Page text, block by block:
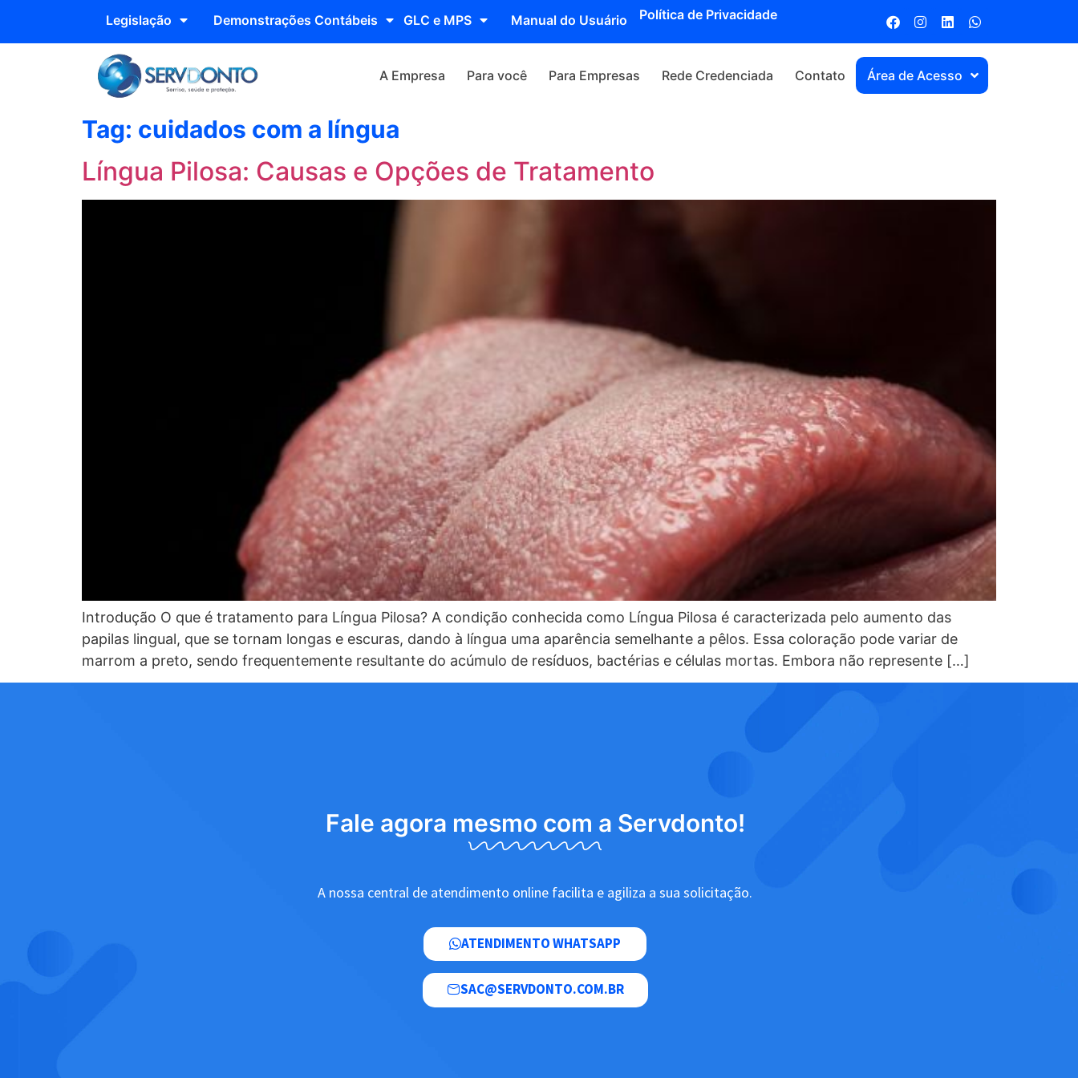
Legislação Demonstrações Contábeis GLC e MPS Manual do Usuário Política de Privacidade
A Empresa Para você Para Empresas Rede Credenciada Contato Área de Acesso
Tag: cuidados com a língua
Língua Pilosa: Causas e Opções de Tratamento
Introdução O que é tratamento para Língua Pilosa? A condição conhecida como Língua Pilosa é caracterizada pelo aumento das
papilas lingual, que se tornam longas e escuras, dando à língua uma aparência semelhante a pêlos. Essa coloração pode variar de
marrom a preto, sendo frequentemente resultante do acúmulo de resíduos, bactérias e células mortas. Embora não represente […]
Fale agora mesmo com a Servdonto!
A nossa central de atendimento online facilita e agiliza a sua solicitação.
ATENDIMENTO WHATSAPP
SAC@SERVDONTO.COM.BR